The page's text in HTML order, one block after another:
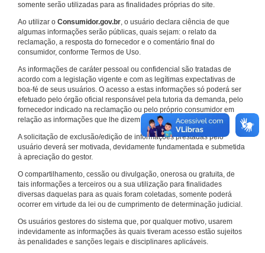
somente serão utilizadas para as finalidades próprias do site.
Ao utilizar o Consumidor.gov.br, o usuário declara ciência de que
algumas informações serão públicas, quais sejam: o relato da
reclamação, a resposta do fornecedor e o comentário final do
consumidor, conforme Termos de Uso.
As informações de caráter pessoal ou confidencial são tratadas de
acordo com a legislação vigente e com as legítimas expectativas de
boa-fé de seus usuários. O acesso a estas informações só poderá ser
efetuado pelo órgão oficial responsável pela tutoria da demanda, pelo
fornecedor indicado na reclamação ou pelo próprio consumidor em
relação as informações que lhe dizem respeito.
A solicitação de exclusão/edição de informações prestadas pelo
usuário deverá ser motivada, devidamente fundamentada e submetida
à apreciação do gestor.
O compartilhamento, cessão ou divulgação, onerosa ou gratuita, de
tais informações a terceiros ou a sua utilização para finalidades
diversas daquelas para as quais foram coletadas, somente poderá
ocorrer em virtude da lei ou de cumprimento de determinação judicial.
Os usuários gestores do sistema que, por qualquer motivo, usarem
indevidamente as informações às quais tiveram acesso estão sujeitos
às penalidades e sanções legais e disciplinares aplicáveis.